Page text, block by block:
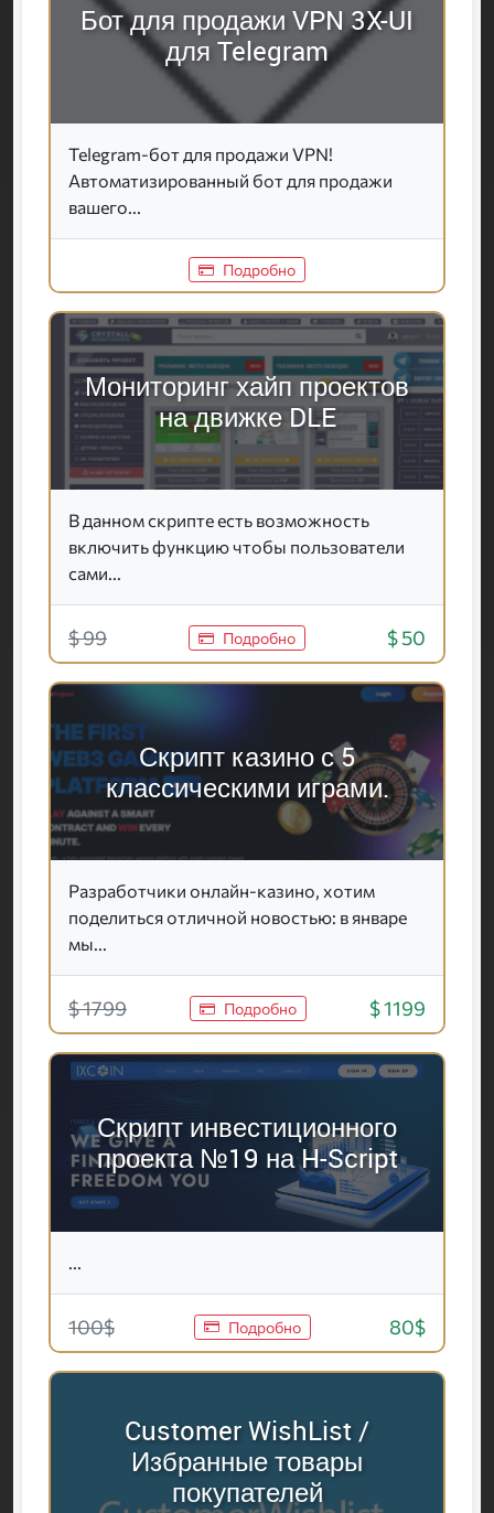
Бот для продажи VPN 3X-UI
для Telegram
Telegram-бот для продажи VPN!
Автоматизированный бот для продажи
вашего...
Подробно
Мониторинг хайп проектов
на движке DLE
В данном скрипте есть возможность
включить функцию чтобы пользователи
сами...
$ 99 Подробно $ 50
Скрипт казино с 5
классическими играми.
Разработчики онлайн-казино, хотим
поделиться отличной новостью: в январе
мы...
$ 1799 Подробно $ 1199
Скрипт инвестиционного
проекта №19 на H-Script
100$ Подробно 80$
Customer WishList /
Избранные товары
покупателей